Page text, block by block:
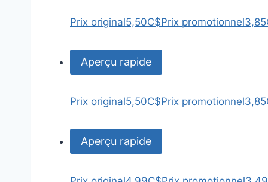
Prix original5,50C$Prix promotionnel
Aperçu rapide
Prix original5,50C$Prix promotionnel
Aperçu rapide